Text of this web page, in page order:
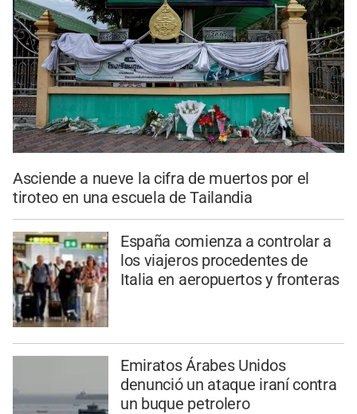
Asciende a nueve la cifra de muertos por el
tiroteo en una escuela de Tailandia
España comienza a controlar a
los viajeros procedentes de
Italia en aeropuertos y fronteras
Emiratos Árabes Unidos
denunció un ataque iraní contra
un buque petrolero